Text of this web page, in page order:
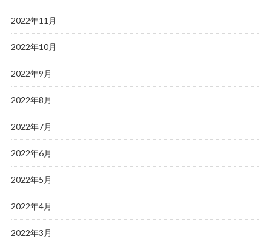
2022年11月
2022年10月
2022年9月
2022年8月
2022年7月
2022年6月
2022年5月
2022年4月
2022年3月